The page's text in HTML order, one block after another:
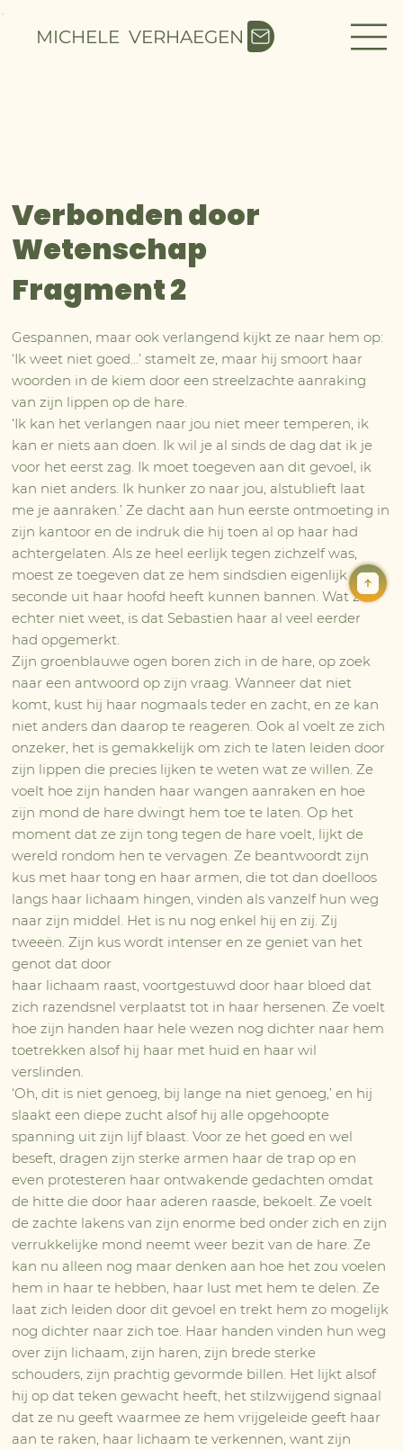
MICHELE VERHAEGEN
Verbonden door
Wetenschap
Fragment 2
Gespannen, maar ook verlangend kijkt ze naar hem op:
‘Ik weet niet goed…’ stamelt ze, maar hij smoort haar
woorden in de kiem door een streelzachte aanraking
van zijn lippen op de hare.
‘Ik kan het verlangen naar jou niet meer temperen, ik
kan er niets aan doen. Ik wil je al sinds de dag dat ik je
voor het eerst zag. Ik moet toegeven aan dit gevoel, ik
kan niet anders. Ik hunker zo naar jou, alstublieft laat
me je aanraken.’ Ze dacht aan hun eerste ontmoeting in
zijn kantoor en de indruk die hij toen al op haar had
achtergelaten. Als ze heel eerlijk tegen zichzelf was,
moest ze toegeven dat ze hem sindsdien eigenlijk geen
seconde uit haar hoofd heeft kunnen bannen. Wat ze
echter niet weet, is dat Sebastien haar al veel eerder
had opgemerkt.
Zijn groenblauwe ogen boren zich in de hare, op zoek
naar een antwoord op zijn vraag. Wanneer dat niet
komt, kust hij haar nogmaals teder en zacht, en ze kan
niet anders dan daarop te reageren. Ook al voelt ze zich
onzeker, het is gemakkelijk om zich te laten leiden door
zijn lippen die precies lijken te weten wat ze willen. Ze
voelt hoe zijn handen haar wangen aanraken en hoe
zijn mond de hare dwingt hem toe te laten. Op het
moment dat ze zijn tong tegen de hare voelt, lijkt de
wereld rondom hen te vervagen. Ze beantwoordt zijn
kus met haar tong en haar armen, die tot dan doelloos
langs haar lichaam hingen, vinden als vanzelf hun weg
naar zijn middel. Het is nu nog enkel hij en zij. Zij
tweeën. Zijn kus wordt intenser en ze geniet van het
genot dat door
haar lichaam raast, voortgestuwd door haar bloed dat
zich razendsnel verplaatst tot in haar hersenen. Ze voelt
hoe zijn handen haar hele wezen nog dichter naar hem
toetrekken alsof hij haar met huid en haar wil
verslinden.
‘Oh, dit is niet genoeg, bij lange na niet genoeg,’ en hij
slaakt een diepe zucht alsof hij alle opgehoopte
spanning uit zijn lijf blaast. Voor ze het goed en wel
beseft, dragen zijn sterke armen haar de trap op en
even protesteren haar ontwakende gedachten omdat
de hitte die door haar aderen raasde, bekoelt. Ze voelt
de zachte lakens van zijn enorme bed onder zich en zijn
verrukkelijke mond neemt weer bezit van de hare. Ze
kan nu alleen nog maar denken aan hoe het zou voelen
hem in haar te hebben, haar lust met hem te delen. Ze
laat zich leiden door dit gevoel en trekt hem zo mogelijk
nog dichter naar zich toe. Haar handen vinden hun weg
over zijn lichaam, zijn haren, zijn brede sterke
schouders, zijn prachtig gevormde billen. Het lijkt alsof
hij op dat teken gewacht heeft, het stilzwijgend signaal
dat ze nu geeft waarmee ze hem vrijgeleide geeft haar
aan te raken, haar lichaam te verkennen, want zijn